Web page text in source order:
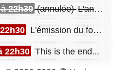
22h30(annulée)L'angoisse...
L'émission du fond de la piscine !
22h30 This is the end...